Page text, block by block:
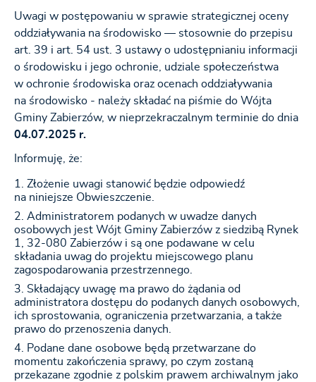
Uwagi w postępowaniu w sprawie strategicznej oceny
oddziaływania na środowisko — stosownie do przepisu
art. 39 i art. 54 ust. 3 ustawy o udostępnianiu informacji
o środowisku i jego ochronie, udziale społeczeństwa
w ochronie środowiska oraz ocenach oddziaływania
na środowisko - należy składać na piśmie do Wójta
Gminy Zabierzów, w nieprzekraczalnym terminie do dnia
04.07.2025 r.
Informuję, że:
Złożenie uwagi stanowić będzie odpowiedź
na niniejsze Obwieszczenie.
Administratorem podanych w uwadze danych
osobowych jest Wójt Gminy Zabierzów z siedzibą Rynek
1, 32-080 Zabierzów i są one podawane w celu
składania uwag do projektu miejscowego planu
zagospodarowania przestrzennego.
Składający uwagę ma prawo do żądania od
administratora dostępu do podanych danych osobowych,
ich sprostowania, ograniczenia przetwarzania, a także
prawo do przenoszenia danych.
Podane dane osobowe będą przetwarzane do
momentu zakończenia sprawy, po czym zostaną
przekazane zgodnie z polskim prawem archiwalnym jako